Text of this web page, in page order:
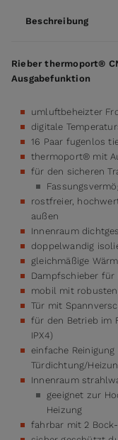
Beschreibung
Rieber thermoport®
Ausgabefunktion
umluftbeheizter
digitale
16 Paar fugenlos
thermoport® mit
für den sicheren
rostfreier,
außen
Innenraum
doppelwandig
gleichmäßige
Dampfschieber für
mobil mit
Tür mit
für den Betrieb im
IPX4)
einfache
Türdichtung/
Innenraum
geeignet zur
Heizung
fahrbar mit 2